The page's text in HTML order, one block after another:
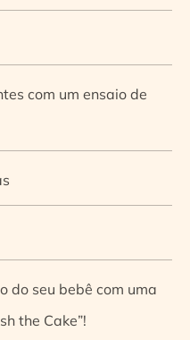
com um ensaio de
do seu bebê com uma
the Cake”!